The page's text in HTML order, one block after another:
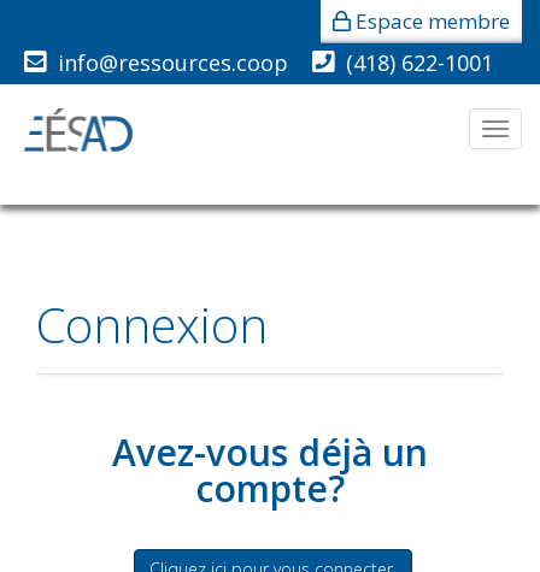
Espace membre
info@ressources.coop (418) 622-1001
Connexion
Avez-vous déjà un
compte?